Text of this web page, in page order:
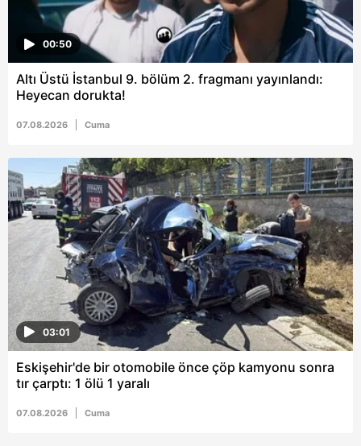
00:50
Altı Üstü İstanbul 9. bölüm 2. fragmanı yayınlandı:
Heyecan dorukta!
07.08.2026 Cuma
03:01
Eskişehir'de bir otomobile önce çöp kamyonu sonra
tır çarptı: 1 ölü 1 yaralı
07.08.2026 Cuma